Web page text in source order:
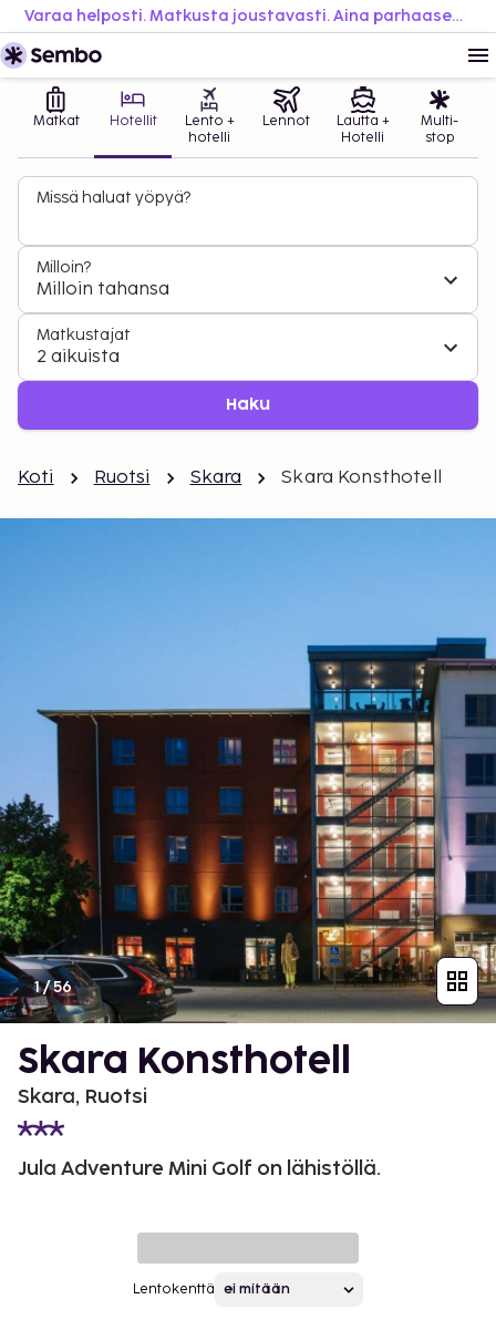
Varaa helposti. Matkusta joustavasti. Aina parhaaseen hintaan.
Matkat Hotellit
Lento +
hotelli
Lennot
Lautta +
Hotelli
Multi-
stop
Missä haluat yöpyä?
Milloin?
Milloin tahansa
Matkustajat
2 aikuista
Haku
Koti Ruotsi Skara Skara Konsthotell
1/56
Skara Konsthotell
Skara, Ruotsi
Jula Adventure Mini Golf on lähistöllä.
Lentokenttä